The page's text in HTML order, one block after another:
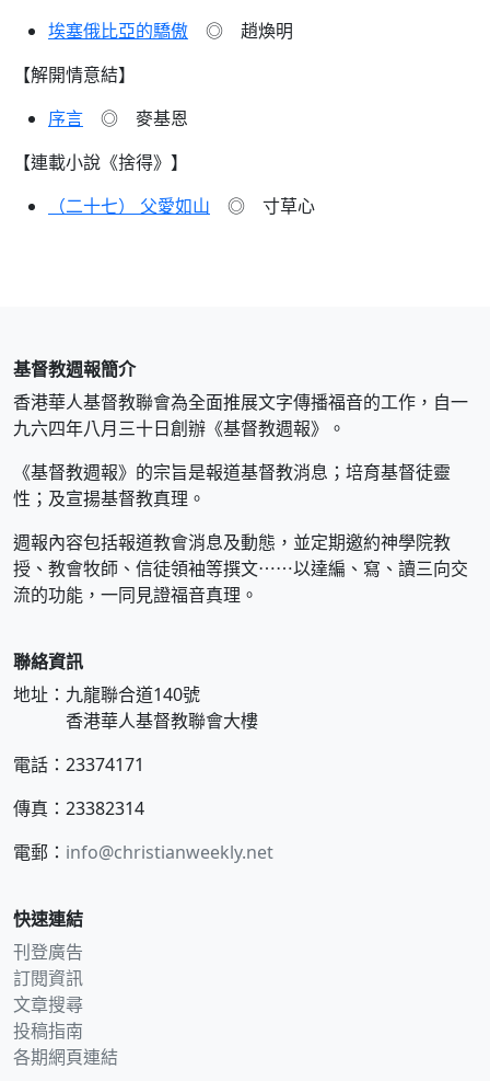
埃塞俄比亞的驕傲 ◎ 趙煥明
【解開情意結】
序言 ◎ 麥基恩
【連載小說《捨得》】
（二十七） 父愛如山 ◎ 寸草心
基督教週報簡介
香港華人基督教聯會為全面推展文字傳播福音的工作，自一
九六四年八月三十日創辦《基督教週報》。
《基督教週報》的宗旨是報道基督教消息；培育基督徒靈
性；及宣揚基督教真理。
週報內容包括報道教會消息及動態，並定期邀約神學院教
授、教會牧師、信徒領袖等撰文⋯⋯以達編、寫、讀三向交
流的功能，一同見證福音真理。
聯絡資訊
地址：九龍聯合道140號
香港華人基督教聯會大樓
電話：23374171
傳真：23382314
電郵： info@christianweekly.net
快速連結
刊登廣告
訂閱資訊
文章搜尋
投稿指南
各期網頁連結